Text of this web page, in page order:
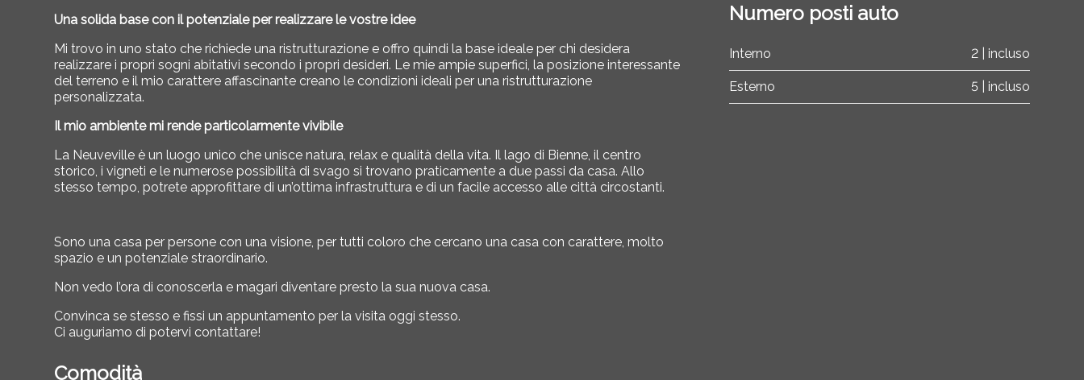
Una solida base con il potenziale per realizzare le vostre idee
Mi trovo in uno stato che richiede una ristrutturazione e offro quindi la base ideale per chi desidera
realizzare i propri sogni abitativi secondo i propri desideri. Le mie ampie superfici, la posizione interessante
del terreno e il mio carattere affascinante creano le condizioni ideali per una ristrutturazione
personalizzata.
Il mio ambiente mi rende particolarmente vivibile
La Neuveville è un luogo unico che unisce natura, relax e qualità della vita. Il lago di Bienne, il centro
storico, i vigneti e le numerose possibilità di svago si trovano praticamente a due passi da casa. Allo
stesso tempo, potrete approfittare di un’ottima infrastruttura e di un facile accesso alle città circostanti.
Sono una casa per persone con una visione, per tutti coloro che cercano una casa con carattere, molto
spazio e un potenziale straordinario.
Non vedo l’ora di conoscerla e magari diventare presto la sua nuova casa.
Convinca se stesso e fissi un appuntamento per la visita oggi stesso.
Ci auguriamo di potervi contattare!
Comodità
Numero posti auto
Interno 2 | incluso
Esterno 5 | incluso